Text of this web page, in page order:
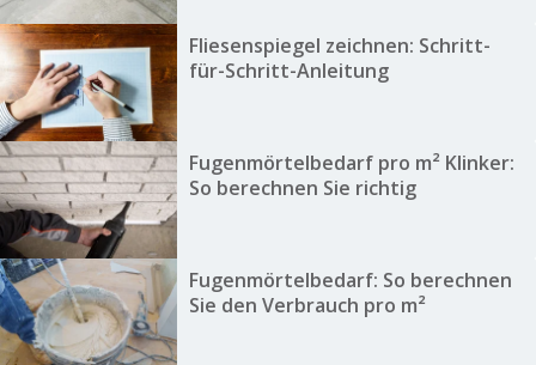
Fliesenspiegel zeichnen: Schritt-
für-Schritt-Anleitung
Fugenmörtelbedarf pro m² Klinker:
So berechnen Sie richtig
Fugenmörtelbedarf: So berechnen
Sie den Verbrauch pro m²